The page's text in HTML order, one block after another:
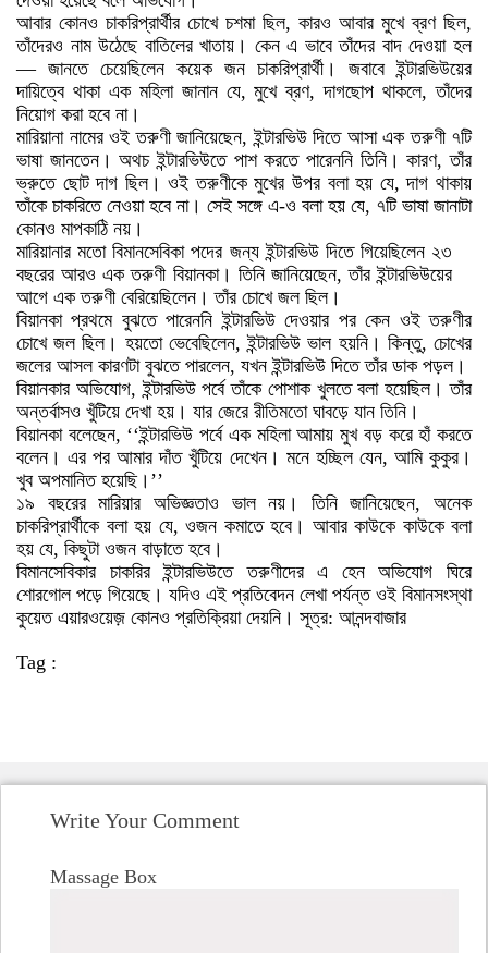
আবার কোনও চাকরিপ্রার্থীর চোখে চশমা ছিল, কারও আবার মুখে ব্রণ ছিল,
তাঁদেরও নাম উঠেছে বাতিলের খাতায়। কেন এ ভাবে তাঁদের বাদ দেওয়া হল
— জানতে চেয়েছিলেন কয়েক জন চাকরিপ্রার্থী। জবাবে ইন্টারভিউয়ের
দায়িত্বে থাকা এক মহিলা জানান যে, মুখে ব্রণ, দাগছোপ থাকলে, তাঁদের
নিয়োগ করা হবে না।
মারিয়ানা নামের ওই তরুণী জানিয়েছেন, ইন্টারভিউ দিতে আসা এক তরুণী ৭টি
ভাষা জানতেন। অথচ ইন্টারভিউতে পাশ করতে পারেননি তিনি। কারণ, তাঁর
ভ্রুতে ছোট দাগ ছিল। ওই তরুণীকে মুখের উপর বলা হয় যে, দাগ থাকায়
তাঁকে চাকরিতে নেওয়া হবে না। সেই সঙ্গে এ-ও বলা হয় যে, ৭টি ভাষা জানাটা
কোনও মাপকাঠি নয়।
মারিয়ানার মতো বিমানসেবিকা পদের জন্য ইন্টারভিউ দিতে গিয়েছিলেন ২৩
বছরের আরও এক তরুণী বিয়ানকা। তিনি জানিয়েছেন, তাঁর ইন্টারভিউয়ের
আগে এক তরুণী বেরিয়েছিলেন। তাঁর চোখে জল ছিল।
বিয়ানকা প্রথমে বুঝতে পারেননি ইন্টারভিউ দেওয়ার পর কেন ওই তরুণীর
চোখে জল ছিল। হয়তো ভেবেছিলেন, ইন্টারভিউ ভাল হয়নি। কিন্তু, চোখের
জলের আসল কারণটা বুঝতে পারলেন, যখন ইন্টারভিউ দিতে তাঁর ডাক পড়ল।
বিয়ানকার অভিযোগ, ইন্টারভিউ পর্বে তাঁকে পোশাক খুলতে বলা হয়েছিল। তাঁর
অন্তর্বাসও খুঁটিয়ে দেখা হয়। যার জেরে রীতিমতো ঘাবড়ে যান তিনি।
বিয়ানকা বলেছেন, ‘‘ইন্টারভিউ পর্বে এক মহিলা আমায় মুখ বড় করে হাঁ করতে
বলেন। এর পর আমার দাঁত খুঁটিয়ে দেখেন। মনে হচ্ছিল যেন, আমি কুকুর।
খুব অপমানিত হয়েছি।’’
১৯ বছরের মারিয়ার অভিজ্ঞতাও ভাল নয়। তিনি জানিয়েছেন, অনেক
চাকরিপ্রার্থীকে বলা হয় যে, ওজন কমাতে হবে। আবার কাউকে কাউকে বলা
হয় যে, কিছুটা ওজন বাড়াতে হবে।
বিমানসেবিকার চাকরির ইন্টারভিউতে তরুণীদের এ হেন অভিযোগ ঘিরে
শোরগোল পড়ে গিয়েছে। যদিও এই প্রতিবেদন লেখা পর্যন্ত ওই বিমানসংস্থা
কুয়েত এয়ারওয়েজ় কোনও প্রতিক্রিয়া দেয়নি। সূত্র: আনন্দবাজার
Tag :
Write Your Comment
Massage Box